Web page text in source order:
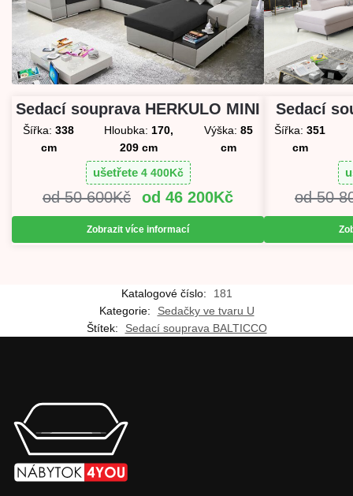
Sedací souprava HERKULO MINI
Šířka: 338
cm
Hloubka: 170,
209 cm
Výška: 85
cm
ušetřete 4 400Kč
50 600Kč 46 200Kč
Zobrazit více informací
Sedací
Šířka: 351
cm
50
Katalogové číslo:
181
Kategorie:
Sedačky ve tvaru U
Štítek:
Sedací souprava BALTICCO